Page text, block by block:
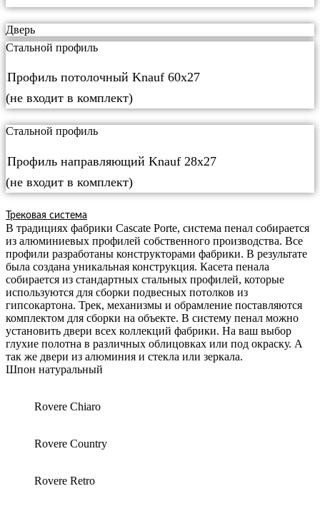
Дверь
Стальной профиль
Профиль потолочный Knauf 60х27
(не входит в комплект)
Стальной профиль
Профиль направляющий Knauf 28х27
(не входит в комплект)
Трековая система
В традициях фабрики Cascate Porte, система пенал собирается
из алюминиевых профилей собственного производства. Все
профили разработаны конструкторами фабрики. В результате
была создана уникальная конструкция. Касета пенала
собирается из стандартных стальных профилей, которые
используются для сборки подвесных потолков из
гипсокартона. Трек, механизмы и обрамление поставляются
комплектом для сборки на объекте. В систему пенал можно
установить двери всех коллекций фабрики. На ваш выбор
глухие полотна в различных облицовках или под окраску. А
так же двери из алюминия и стекла или зеркала.
Шпон натуральный
Rovere Chiaro
Rovere Country
Rovere Retro